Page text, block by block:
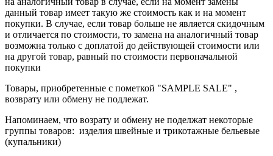
данный товар имеет такую же стоимость как и на момент
покупки. В случае, если товар больше не является скидочным
и отличается по стоимости, то замена на аналогичный товар
возможна только с доплатой до действующей стоимости или
на другой товар, равный по стоимости первоначальной
покупки
Товары, приобретенные с пометкой "SAMPLE SALE" ,
возврату или обмену не подлежат.
Напоминаем, что возрату и обмену не поделжат некоторые
группы товаров: изделия швейные и трикотажные бельевые
(купальники)